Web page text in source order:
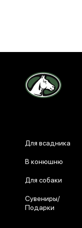
Для всадника
В конюшню
Для собаки
Сувениры/
Подарки